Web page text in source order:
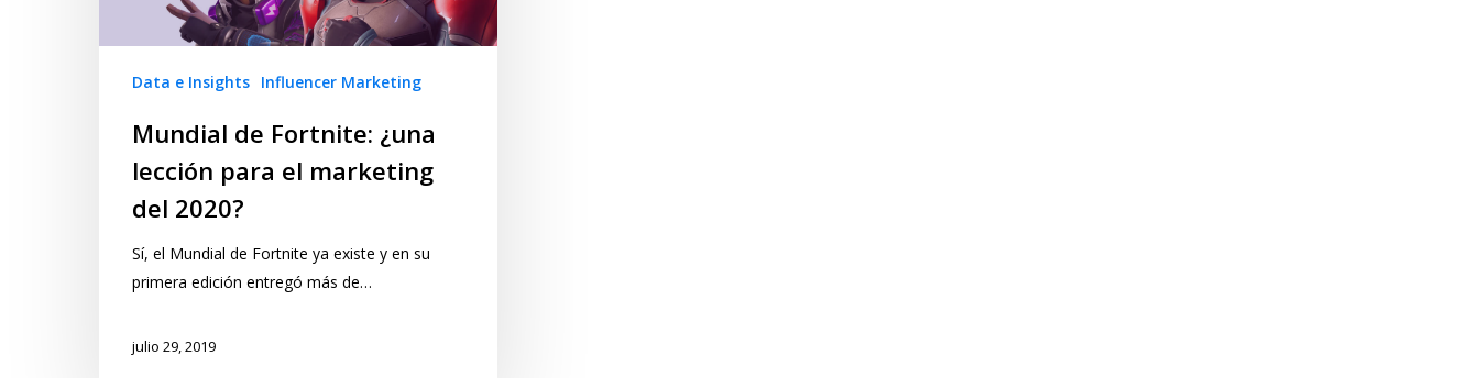
Data e Insights Influencer Marketing
Mundial de Fortnite: ¿una
lección para el marketing
del 2020?
Sí, el Mundial de Fortnite ya existe y en su
primera edición entregó más de…
julio 29, 2019